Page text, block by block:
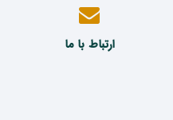
ارتباط با ما